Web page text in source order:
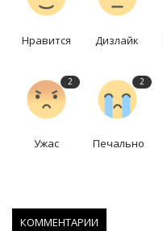
Нравится Дизлайк
2
Ужас
2
Печально
КОММЕНТАРИИ